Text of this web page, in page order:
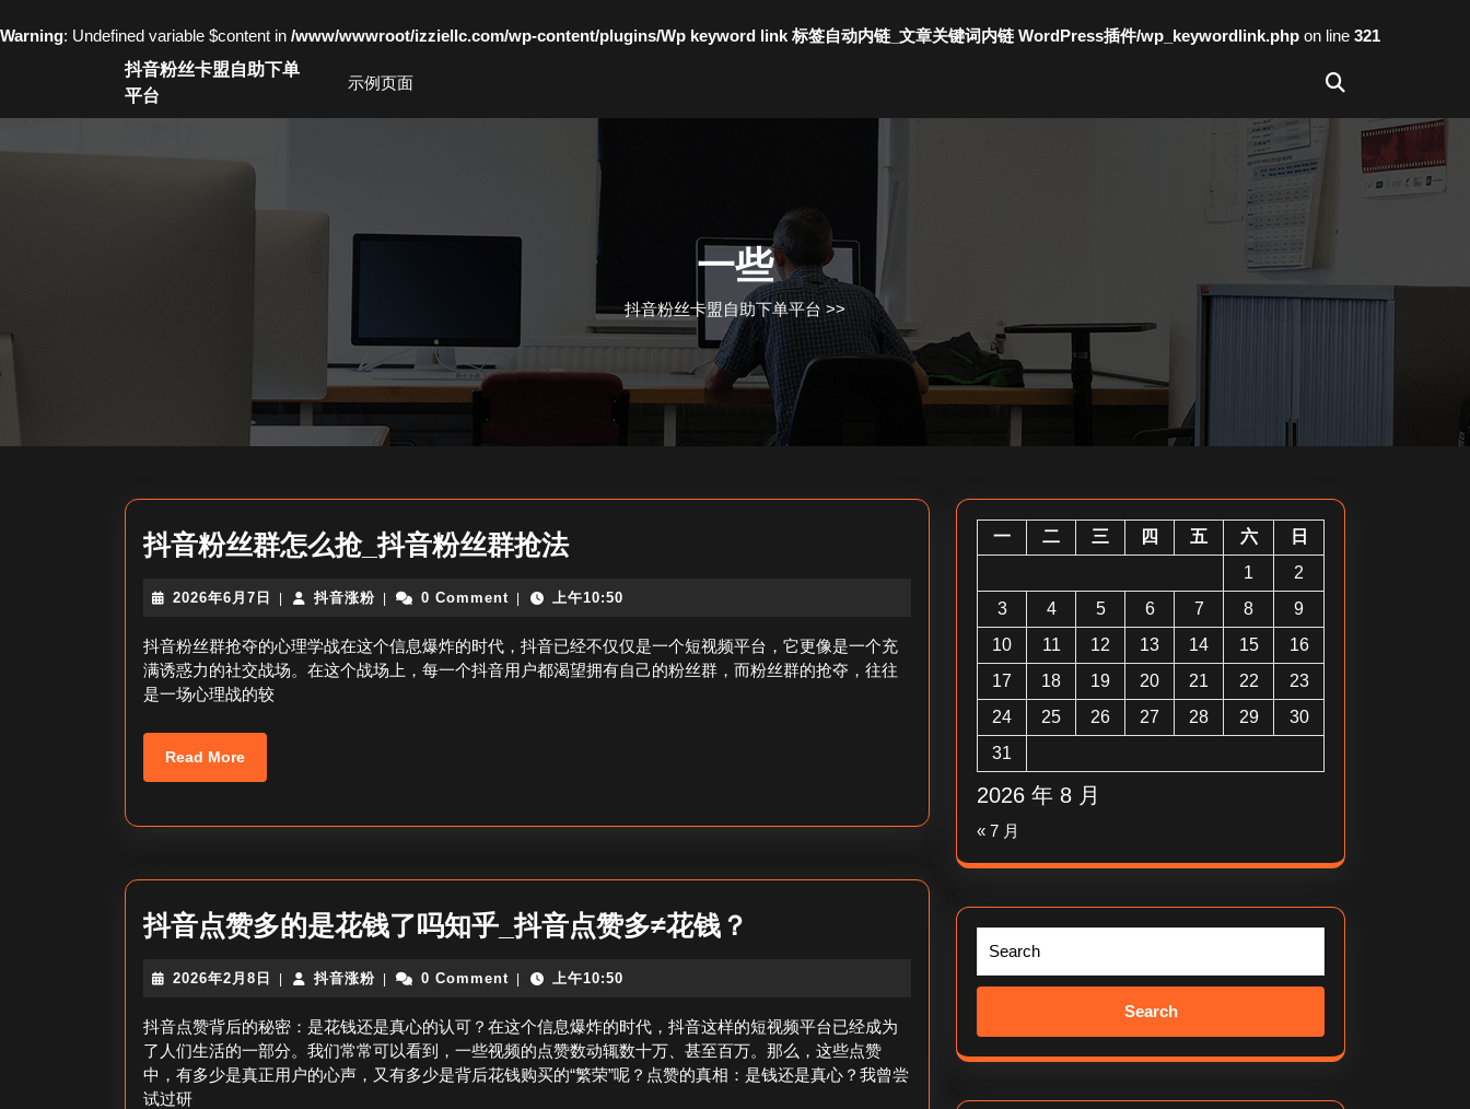
Warning: Undefined variable $content in /www/wwwroot/izziellc.com/wp-content/plugins/Wp keyword link 标签自动内链_文章关键词内链 WordPress插件/wp_keywordlink.php on line 321
抖音粉丝卡盟自助下单
平台
示例页面
一些
抖音粉丝卡盟自助下单平台>>
抖音粉丝群怎么抢_抖音粉丝群抢法抖
粉
丝
群
音
粉
丝
群
法
2026年6月7日
2026
6
月
7
日
抖音涨粉抖
涨
粉
0 Comment 上午10:50
抖音粉丝群抢夺的心理学战在这个信息爆炸的时代，抖音已经不仅仅是一个短视频平台，它更像是一个充
满诱惑力的社交战场。在这个战场上，每一个抖音用户都渴望拥有自己的粉丝群，而粉丝群的抢夺，往往
是一场心理战的较
Read MoreRead
More
抖音点赞多的是花钱了吗知乎_抖音点赞多≠花钱？
赞
多
的
2026年2月8日
2026
2
月
8
日
抖音涨粉抖
涨
粉
0 Comment 上午10:50
抖音点赞背后的秘密：是花钱还是真心的认可？在这个信息爆炸的时代，抖音这样的短视频平台已经成为
了人们生活的一部分。我们常常可以看到，一些视频的点赞数动辄数十万、甚至百万。那么，这些点赞
中，有多少是真正用户的心声，又有多少是背后花钱购买的“繁荣”呢？点赞的真相：是钱还是真心？我曾尝
试过研
2026 年 8 月
一 二 三 四 五 六
日
1
2
3
4 5 6 7 8
9
10
11 12 13 14 15
16
17
18 19 20 21 22
23
24
25 26 27 28 29
30
31
« 7 月
Search